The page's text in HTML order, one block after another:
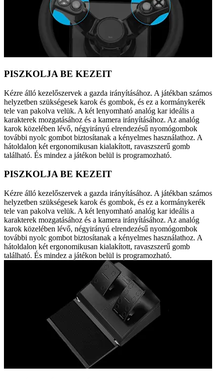
PISZKOLJA BE KEZEIT
Kézre álló kezelőszervek a gazda irányításához. A játékban számos
helyzetben szükségesek karok és gombok, és ez a kormánykerék
tele van pakolva velük. A két lenyomható analóg kar ideális a
karakterek mozgatásához és a kamera irányításához. Az analóg
karok közelében lévő, négyirányú elrendezésű nyomógombok
további nyolc gombot biztosítanak a kényelmes használathoz. A
hátoldalon két ergonomikusan kialakított, ravaszszerű gomb
található. És mindez a játékon belül is programozható.
PISZKOLJA BE KEZEIT
Kézre álló kezelőszervek a gazda irányításához. A játékban számos
helyzetben szükségesek karok és gombok, és ez a kormánykerék
tele van pakolva velük. A két lenyomható analóg kar ideális a
karakterek mozgatásához és a kamera irányításához. Az analóg
karok közelében lévő, négyirányú elrendezésű nyomógombok
további nyolc gombot biztosítanak a kényelmes használathoz. A
hátoldalon két ergonomikusan kialakított, ravaszszerű gomb
található. És mindez a játékon belül is programozható.